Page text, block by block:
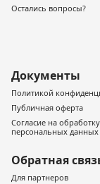
Остались вопросы?
Документы
Политикой
Публичная оферта
Согласие на обработку
персональных данных
Обратная
Для партнеров